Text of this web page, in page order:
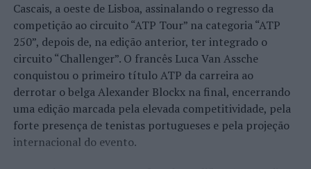
NÃO PERCA
Barcelos: Atividades de verão animam férias dos mais
novos
Cascais, a oeste de Lisboa, assinalando o regresso da
competição ao circuito “ATP Tour” na categoria “ATP
250”, depois de, na edição anterior, ter integrado o
circuito “Challenger”. O francês Luca Van Assche
conquistou o primeiro título ATP da carreira ao
derrotar o belga Alexander Blockx na final, encerrando
uma edição marcada pela elevada competitividade, pela
forte presença de tenistas portugueses e pela projeção
internacional do evento.